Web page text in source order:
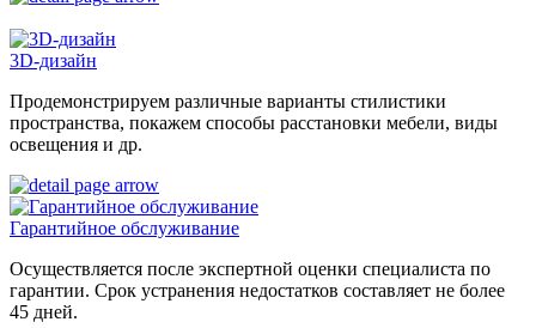
3D-дизайн
Продемонстрируем различные варианты стилистики
пространства, покажем способы расстановки мебели, виды
освещения и др.
Гарантийное обслуживание
Осуществляется после экспертной оценки специалиста по
гарантии. Срок устранения недостатков составляет не более
45 дней.